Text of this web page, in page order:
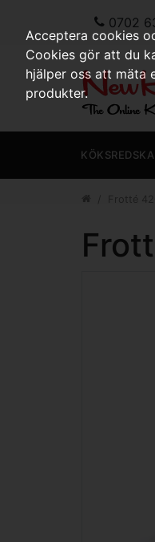
0702
Acceptera cookies
Cookies gör att du
hjälper oss att mäta
produkter.